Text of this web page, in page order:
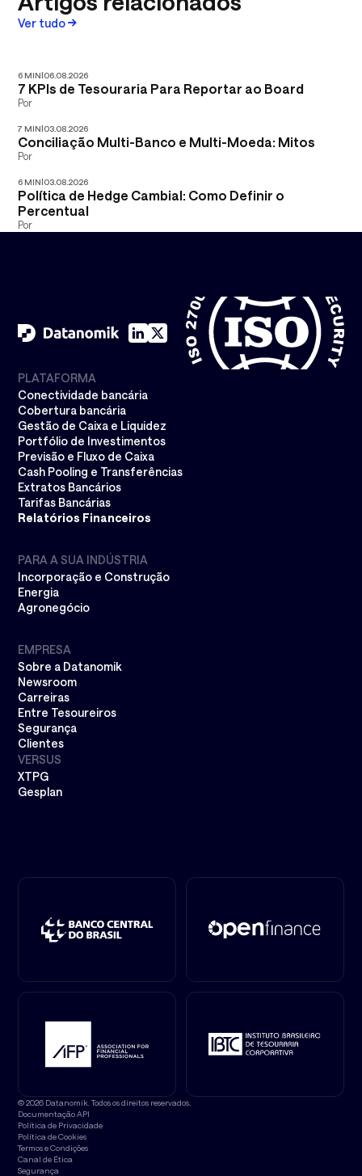
Ver tudo
6 MIN|06.08.2026
7 KPIs de Tesouraria Para Reportar ao Board
Por
7 MIN|03.08.2026
Conciliação Multi-Banco e Multi-Moeda: Mitos
Por
6 MIN|03.08.2026
Política de Hedge Cambial: Como Definir o
Percentual
Por
PLATAFORMA
Conectividade bancária
Cobertura bancária
Gestão de Caixa e Liquidez
Portfólio de Investimentos
Previsão e Fluxo de Caixa
Cash Pooling e Transferências
Extratos Bancários
Tarifas Bancárias
Relatórios Financeiros
PARA A SUA INDÚSTRIA
Incorporação e Construção
Energia
Agronegócio
EMPRESA
Sobre a Datanomik
Newsroom
Carreiras
Entre Tesoureiros
Segurança
Clientes
VERSUS
XTPG
Gesplan
© 2026 Datanomik. Todos os direitos reservados.
Documentação API
Política de Privacidade
Política de Cookies
Termos e Condições
Canal de Ética
Segurança